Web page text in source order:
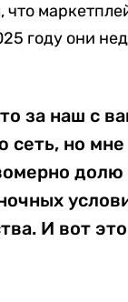
что
году они
за наш с
но мне
долю
И вот